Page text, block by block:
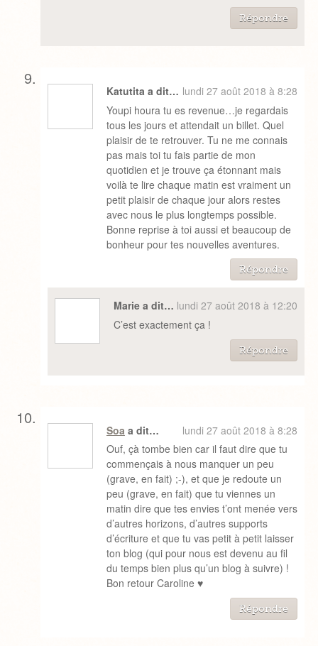
Répondre
Katutita a dit… lundi 27 août 2018 à 8:28
Youpi houra tu es revenue…je regardais
tous les jours et attendait un billet. Quel
plaisir de te retrouver. Tu ne me connais
pas mais toi tu fais partie de mon
quotidien et je trouve ça étonnant mais
voilà te lire chaque matin est vraiment un
petit plaisir de chaque jour alors restes
avec nous le plus longtemps possible.
Bonne reprise à toi aussi et beaucoup de
bonheur pour tes nouvelles aventures.
Répondre
Marie a dit… lundi 27 août 2018 à 12:20
C’est exactement ça !
Répondre
Soa a dit…
lundi 27 août 2018 à 8:28
Ouf, çà tombe bien car il faut dire que tu
commençais à nous manquer un peu
(grave, en fait) ;-), et que je redoute un
peu (grave, en fait) que tu viennes un
matin dire que tes envies t’ont menée vers
d’autres horizons, d’autres supports
d’écriture et que tu vas petit à petit laisser
ton blog (qui pour nous est devenu au fil
du temps bien plus qu’un blog à suivre) !
Bon retour Caroline ♥
Répondre